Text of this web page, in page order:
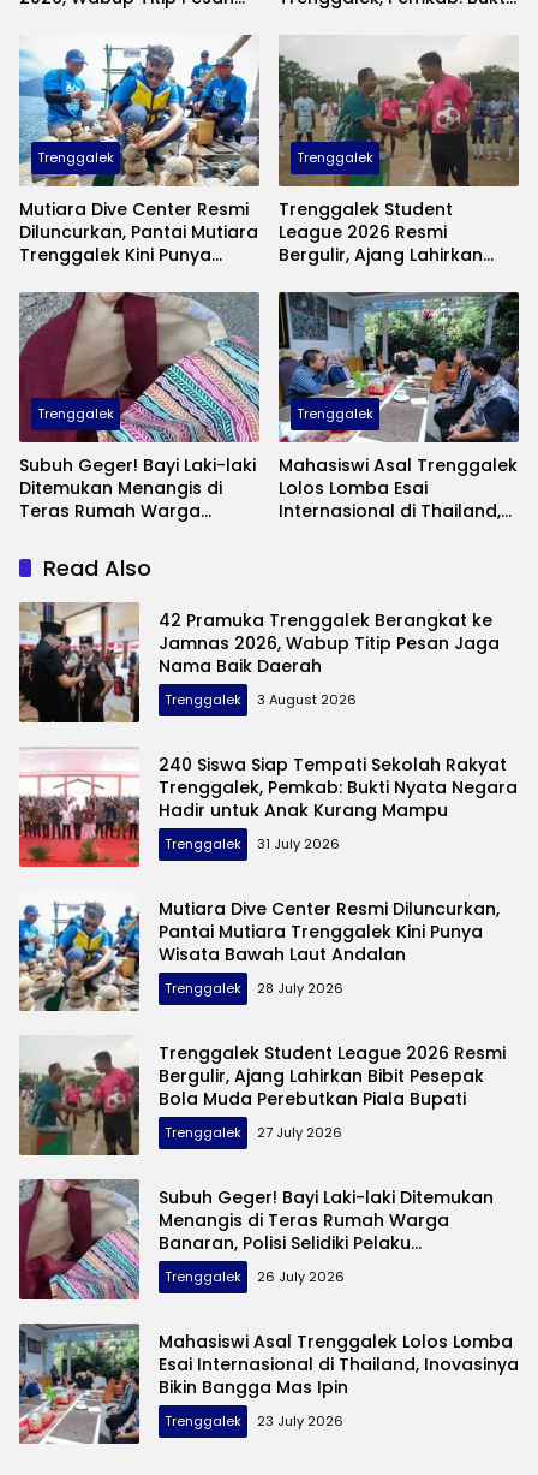
Anak Kurang Mampu
Trenggalek
Mutiara Dive Center Resmi
Diluncurkan, Pantai Mutiara
Trenggalek Kini Punya
Andalan
Trenggalek
Trenggalek Student
League 2026 Resmi
Bergulir, Ajang Lahirkan
Perebutkan Piala Bupati
Trenggalek
Subuh Geger! Bayi Laki-laki
Ditemukan Menangis di
Teras Rumah Warga
Pelaku Pembuangan
Trenggalek
Mahasiswi Asal Trenggalek
Lolos Lomba Esai
Internasional di Thailand,
Read Also
42 Pramuka Trenggalek Berangkat ke
Jamnas 2026, Wabup Titip Pesan Jaga
Nama Baik Daerah
Trenggalek 3 August 2026
240 Siswa Siap Tempati Sekolah Rakyat
Trenggalek, Pemkab: Bukti Nyata Negara
Hadir untuk Anak Kurang Mampu
Trenggalek 31 July 2026
Mutiara Dive Center Resmi Diluncurkan,
Pantai Mutiara Trenggalek Kini Punya
Wisata Bawah Laut Andalan
Trenggalek 28 July 2026
Trenggalek Student League 2026 Resmi
Bergulir, Ajang Lahirkan Bibit Pesepak
Bola Muda Perebutkan Piala Bupati
Trenggalek 27 July 2026
Subuh Geger! Bayi Laki-laki Ditemukan
Menangis di Teras Rumah Warga
Banaran, Polisi Selidiki Pelaku
Pembuangan
Trenggalek 26 July 2026
Mahasiswi Asal Trenggalek Lolos Lomba
Esai Internasional di Thailand, Inovasinya
Bikin Bangga Mas Ipin
Trenggalek 23 July 2026